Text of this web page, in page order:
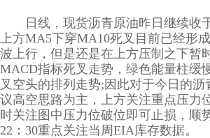
日线，现货沥青原油昨日继续收
上方MA5下穿MA10死叉目前已经形
波上行，但是还是在上方压制之下暂
MACD指标死叉走势，绿色能量柱缓
叉空头的排列走势;因此对于今日的沥
议高空思路为主，上方关注重点压力
时关注图中压力位破位即可止损，顺
22：30重点关注当周EIA库存数据。